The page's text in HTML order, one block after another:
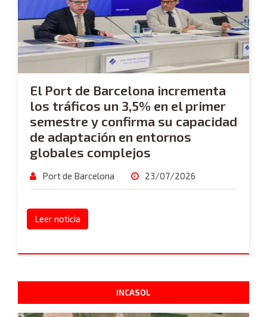
El Port de Barcelona incrementa
los tráficos un 3,5% en el primer
semestre y confirma su capacidad
de adaptación en entornos
globales complejos
Port de Barcelona 23/07/2026
Leer noticia
INCASOL